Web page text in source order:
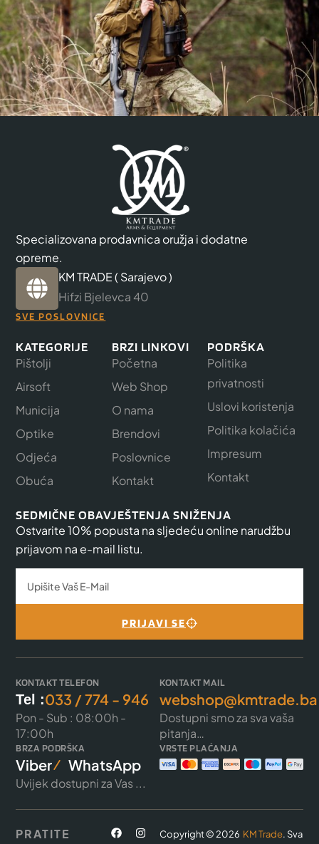
Specializovana prodavnica oružja i dodatne
opreme.
KM TRADE ( Sarajevo )
Hifzi Bjelevca 40
SVE POSLOVNICE
KATEGORIJE
Pištolji
Airsoft
Municija
Optike
Odjeća
Obuća
BRZI LINKOVI
Početna
Web Shop
O nama
Brendovi
Poslovnice
Kontakt
PODRŠKA
Politika
privatnosti
Uslovi koristenja
Politika kolačića
Impresum
Kontakt
SEDMIČNE OBAVJEŠTENJA SNIŽENJA
Ostvarite 10% popusta na sljedeću online narudžbu
prijavom na e-mail listu.
PRIJAVI SE
KONTAKT TELEFON
Tel :033 / 774 - 946
Pon - Sub : 08:00h -
17:00h
KONTAKT MAIL
webshop@kmtrade.ba
Dostupni smo za sva vaša
pitanja…
BRZA PODRŠKA
Viber WhatsApp
Uvijek dostupni za Vas ...
VRSTE PLAĆANJA
Copyright © 2026 KM Trade. Sva
PRATITE